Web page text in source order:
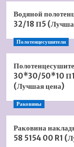
Водяной
32/18 П5
Полотенцесушители
30*30/50*10
(Лучшая цена)
Раковины
Раковина
58 5154 00 R1